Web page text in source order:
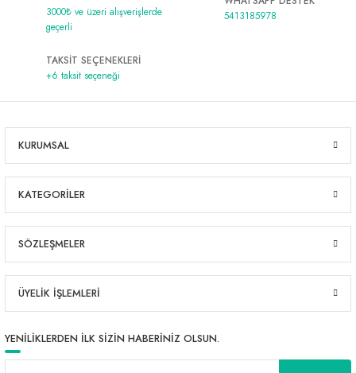
3000₺ ve üzeri alışverişlerde
geçerli
5413185978
TAKSİT SEÇENEKLERİ
+6 taksit seçeneği
KURUMSAL
KATEGORİLER
SÖZLEŞMELER
ÜYELİK İŞLEMLERİ
YENİLİKLERDEN İLK SİZİN HABERİNİZ OLSUN.